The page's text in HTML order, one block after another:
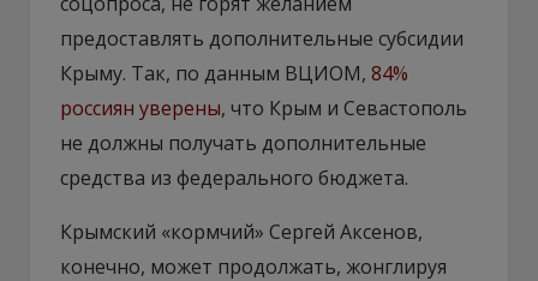
предоставлять дополнительные субсидии
Крыму. Так, по данным ВЦИОМ, 84%
россиян уверены, что Крым и Севастополь
не должны получать дополнительные
средства из федерального бюджета.
Крымский «кормчий» Сергей Аксенов,
конечно, может продолжать, жонглируя